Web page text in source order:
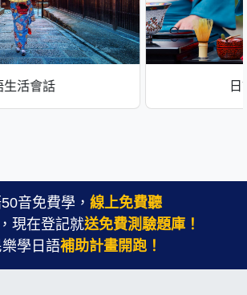
生活會話
音免費學， 線上免費聽
現在登記就送免費測驗題庫！
學日語補助計畫開跑！